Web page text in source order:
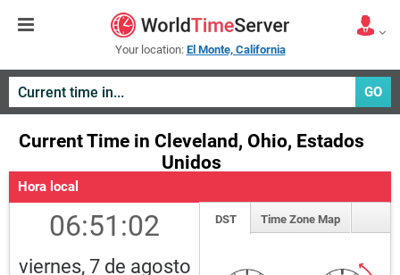
Your location: El Monte, California
GO
Current Time in Cleveland, Ohio, Estados
Unidos
Hora local
06:51:02
viernes, 7 de agosto
DST Time Zone Map